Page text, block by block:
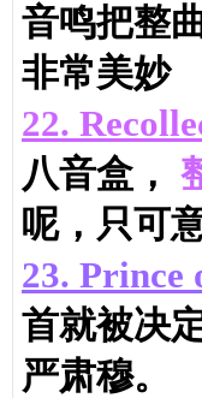
音鸣把整
非常美妙
22.
八音盒，
呢，只可
23. Prince
首就被决
严肃穆。